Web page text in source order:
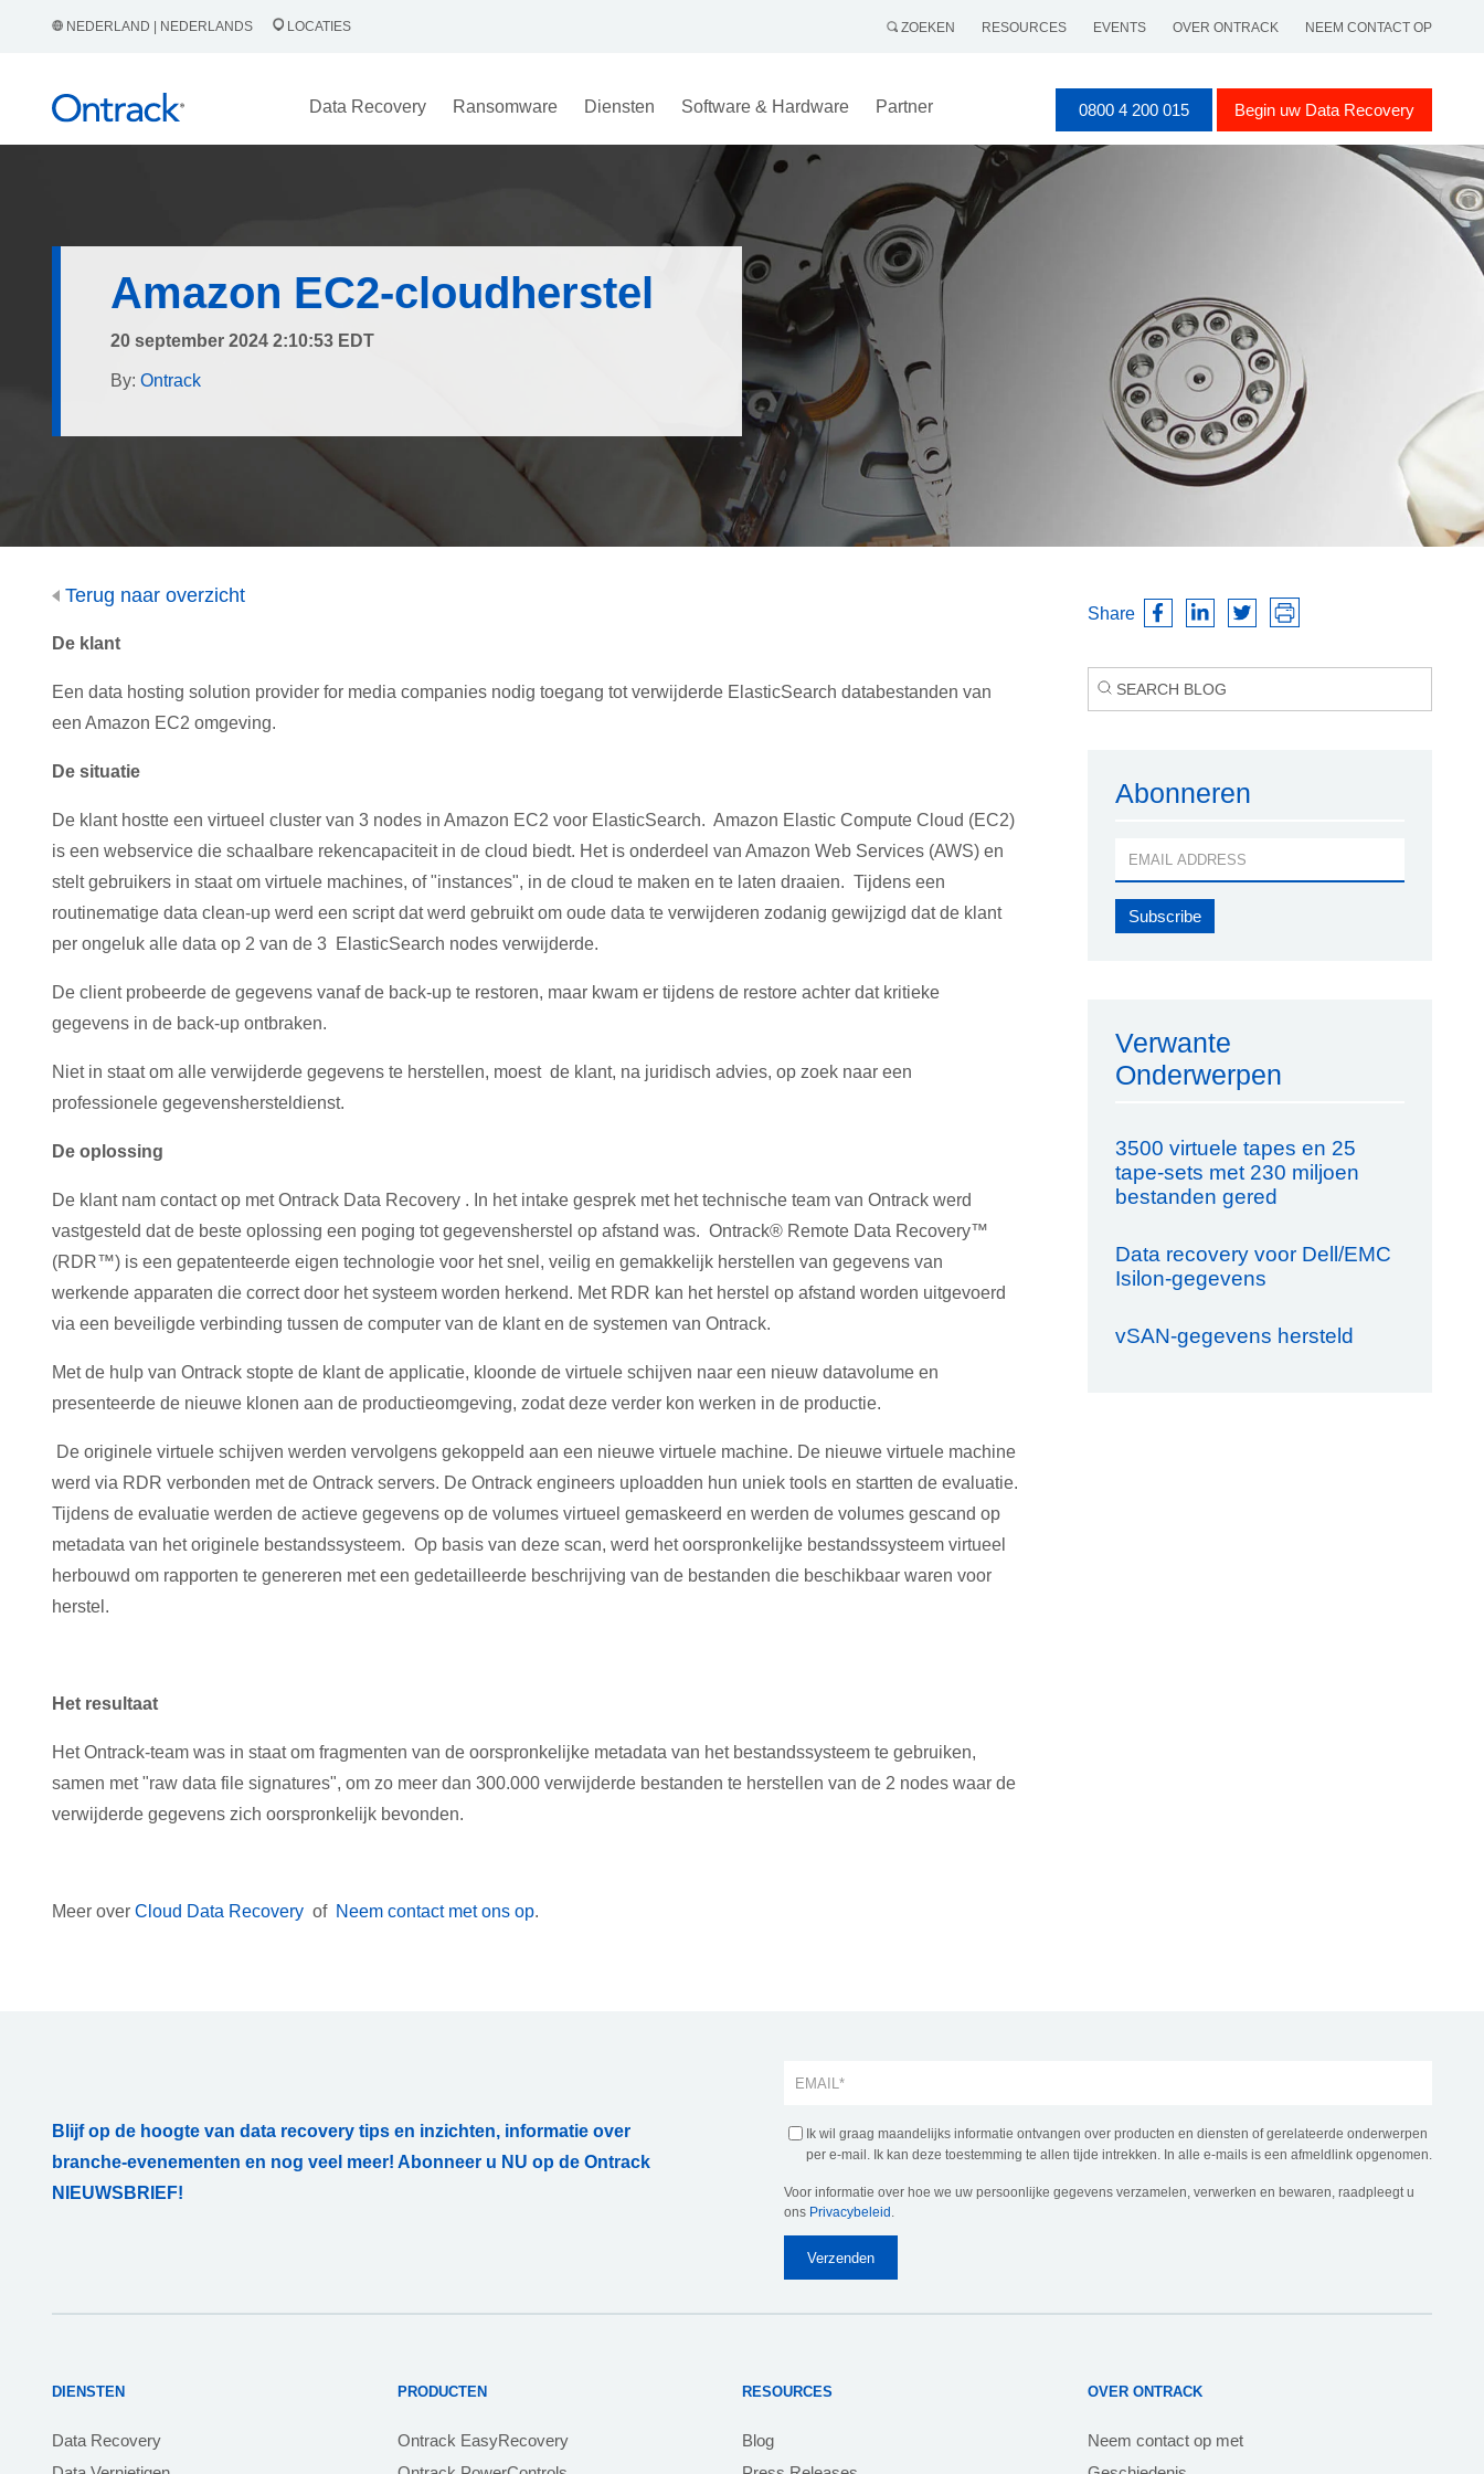
NEDERLAND | NEDERLANDS LOCATIES ZOEKEN RESOURCES EVENTS OVER ONTRACK NEEM CONTACT OP
Data Recovery Ransomware Diensten Software & Hardware Partner 0800 4 200 015 Begin uw Data Recovery
Amazon EC2-cloudherstel
20 september 2024 2:10:53 EDT
By: Ontrack
Terug naar overzicht
De klant
Een data hosting solution provider for media companies nodig toegang tot verwijderde ElasticSearch databestanden van
een Amazon EC2 omgeving.
De situatie
De klant hostte een virtueel cluster van 3 nodes in Amazon EC2 voor ElasticSearch. Amazon Elastic Compute Cloud (EC2)
is een webservice die schaalbare rekencapaciteit in de cloud biedt. Het is onderdeel van Amazon Web Services (AWS) en
stelt gebruikers in staat om virtuele machines, of "instances", in de cloud te maken en te laten draaien. Tijdens een
routinematige data clean-up werd een script dat werd gebruikt om oude data te verwijderen zodanig gewijzigd dat de klant
per ongeluk alle data op 2 van de 3 ElasticSearch nodes verwijderde.
De client probeerde de gegevens vanaf de back-up te restoren, maar kwam er tijdens de restore achter dat kritieke
gegevens in de back-up ontbraken.
Niet in staat om alle verwijderde gegevens te herstellen, moest de klant, na juridisch advies, op zoek naar een
professionele gegevenshersteldienst.
De oplossing
De klant nam contact op met Ontrack Data Recovery . In het intake gesprek met het technische team van Ontrack werd
vastgesteld dat de beste oplossing een poging tot gegevensherstel op afstand was. Ontrack® Remote Data Recovery™
(RDR™) is een gepatenteerde eigen technologie voor het snel, veilig en gemakkelijk herstellen van gegevens van
werkende apparaten die correct door het systeem worden herkend. Met RDR kan het herstel op afstand worden uitgevoerd
via een beveiligde verbinding tussen de computer van de klant en de systemen van Ontrack.
Met de hulp van Ontrack stopte de klant de applicatie, kloonde de virtuele schijven naar een nieuw datavolume en
presenteerde de nieuwe klonen aan de productieomgeving, zodat deze verder kon werken in de productie.
De originele virtuele schijven werden vervolgens gekoppeld aan een nieuwe virtuele machine. De nieuwe virtuele machine
werd via RDR verbonden met de Ontrack servers. De Ontrack engineers uploadden hun uniek tools en startten de evaluatie.
Tijdens de evaluatie werden de actieve gegevens op de volumes virtueel gemaskeerd en werden de volumes gescand op
metadata van het originele bestandssysteem. Op basis van deze scan, werd het oorspronkelijke bestandssysteem virtueel
herbouwd om rapporten te genereren met een gedetailleerde beschrijving van de bestanden die beschikbaar waren voor
herstel.
Het resultaat
Het Ontrack-team was in staat om fragmenten van de oorspronkelijke metadata van het bestandssysteem te gebruiken,
samen met "raw data file signatures", om zo meer dan 300.000 verwijderde bestanden te herstellen van de 2 nodes waar de
verwijderde gegevens zich oorspronkelijk bevonden.
Meer over Cloud Data Recovery of Neem contact met ons op.
Share
Abonneren
Verwante
Onderwerpen
3500 virtuele tapes en 25
tape-sets met 230 miljoen
bestanden gered
Data recovery voor Dell/EMC
Isilon-gegevens
vSAN-gegevens hersteld
Blijf op de hoogte van data recovery tips en inzichten, informatie over
branche-evenementen en nog veel meer! Abonneer u NU op de Ontrack
NIEUWSBRIEF!
Ik wil graag maandelijks informatie ontvangen over producten en diensten of gerelateerde onderwerpen
per e-mail. Ik kan deze toestemming te allen tijde intrekken. In alle e-mails is een afmeldlink opgenomen.
Voor informatie over hoe we uw persoonlijke gegevens verzamelen, verwerken en bewaren, raadpleegt u
ons Privacybeleid .
DIENSTEN
Data Recovery
PRODUCTEN
Ontrack EasyRecovery
RESOURCES
Blog
OVER ONTRACK
Neem contact op met